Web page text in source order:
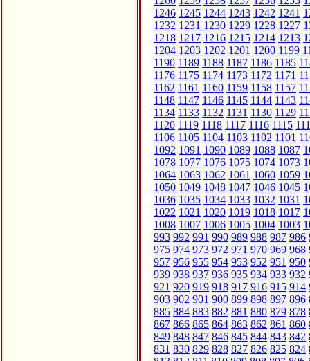
1246 1245 1244 1243 1242 1241
1232 1231 1230 1229 1228 1227
1218 1217 1216 1215 1214 1213
1204 1203 1202 1201 1200 1199
1190 1189 1188 1187 1186 1185
1176 1175 1174 1173 1172 1171
1162 1161 1160 1159 1158 1157
1148 1147 1146 1145 1144 1143
1134 1133 1132 1131 1130 1129
1120 1119 1118 1117 1116 1115
1106 1105 1104 1103 1102 1101
1092 1091 1090 1089 1088 1087
1078 1077 1076 1075 1074 1073
1064 1063 1062 1061 1060 1059
1050 1049 1048 1047 1046 1045
1036 1035 1034 1033 1032 1031
1022 1021 1020 1019 1018 1017
1008 1007 1006 1005 1004 1003
993 992 991 990 989 988 987 986
975 974 973 972 971 970 969 968
957 956 955 954 953 952 951 950
939 938 937 936 935 934 933 932
921 920 919 918 917 916 915 914
903 902 901 900 899 898 897 896
885 884 883 882 881 880 879 878
867 866 865 864 863 862 861 860
849 848 847 846 845 844 843 842
831 830 829 828 827 826 825 824